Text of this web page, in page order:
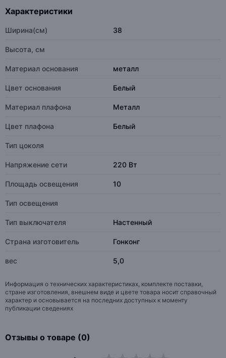
Характеристики
Ширина(см) 38
Высота, см
Материал основания металл
Цвет основания Белый
Материал плафона Металл
Цвет плафона Белый
Тип цоколя
Напряжение сети 220 Вт
Площадь освещения 10
Тип освещения
Тип выключателя Настенный
Страна изготовитель Гонконг
вес 5,0
Информация о технических характеристиках, комплекте поставки,
стране изготовления, внешнем виде и цвете товара носит справочный
характер и основывается на последних доступных к моменту
публикации сведениях
Отзывы о товаре (0)